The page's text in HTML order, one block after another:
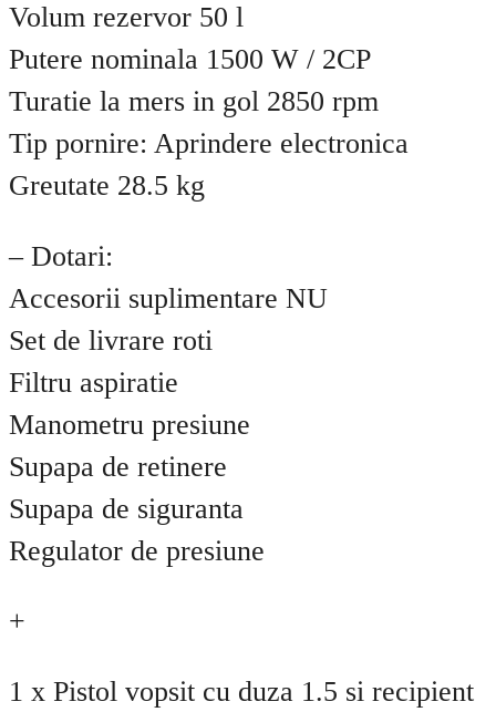
Volum rezervor 50 l
Putere nominala 1500 W / 2CP
Turatie la mers in gol 2850 rpm
Tip pornire: Aprindere electronica
Greutate 28.5 kg
– Dotari:
Accesorii suplimentare NU
Set de livrare roti
Filtru aspiratie
Manometru presiune
Supapa de retinere
Supapa de siguranta
Regulator de presiune
+
1 x Pistol vopsit cu duza 1.5 si recipient